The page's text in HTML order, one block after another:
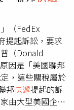
群媒體內容創作
關注的同時，仍
拍攝或模仿，以
家屬將父親裝袋
」（FedEx
提起訴訟，要求
（Donald
因是「美國聯邦
，這些關稅屬於
邦快遞提起的訴
由大型美國企業